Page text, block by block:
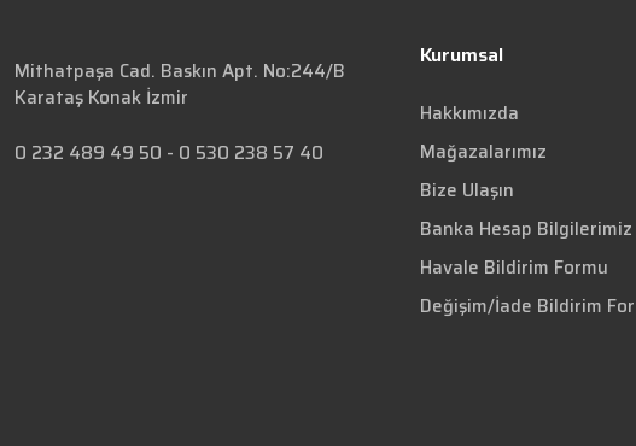
Mithatpaşa Cad. Baskın Apt. No:244/B
Karataş Konak İzmir
0 232 489 49 50 - 0 530 238 57 40
Kurumsal
Hakkımızda
Mağazalarımız
Bize Ulaşın
Banka Hesap Bilgilerimiz
Havale Bildirim Formu
Değişim/İade Bildirim